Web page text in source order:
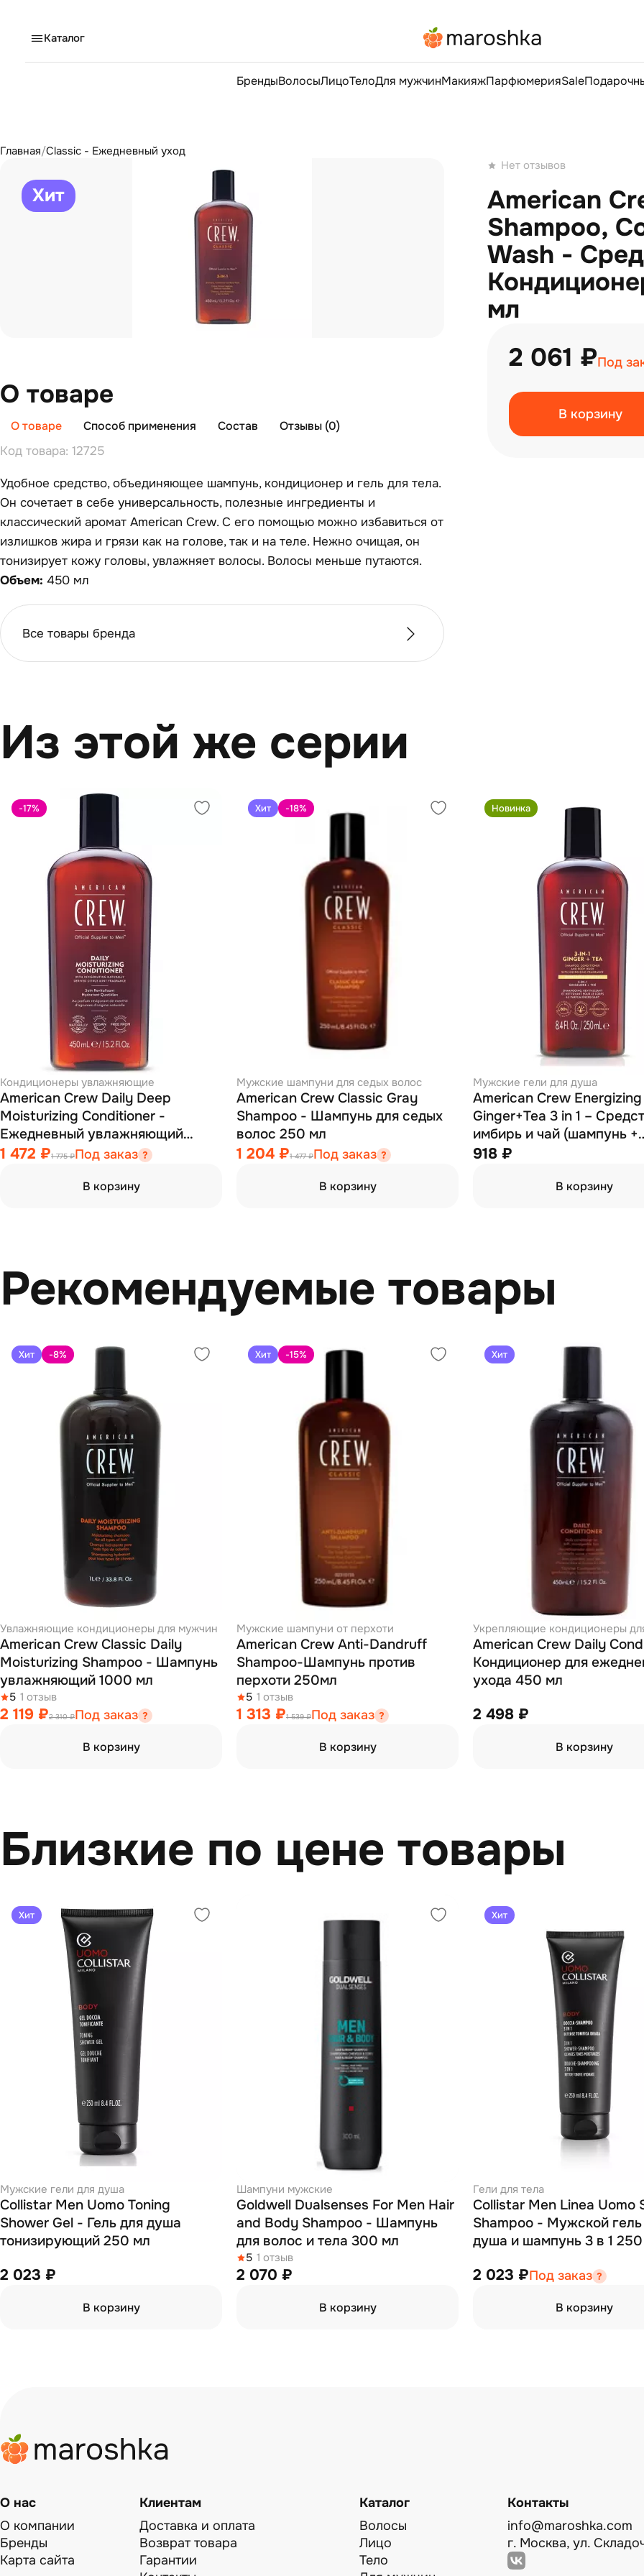
Каталог
БрендыВолосыЛицоТелоДля мужчинМакияжПарфюмерияSale
Главная/Classic - Ежедневный уход
Хит
Нет отзывов
American
Shampoo,
Wash -
мл
2 061 ₽Под
В корзину
О товаре
О товаре Способ применения Состав
Отзывы (0)
Код товара: 12725
Удобное средство, объединяющее шампунь, кондиционер и гель для тела.
Он сочетает в себе универсальность, полезные ингредиенты и
классический аромат American Crew. С его помощью можно избавиться от
излишков жира и грязи как на голове, так и на теле. Нежно очищая, он
тонизирует кожу головы, увлажняет волосы. Волосы меньше путаются.
Объем: 450 мл
Все товары бренда
Из этой же серии
-17%
Кондиционеры увлажняющие
American Crew Daily Deep
Moisturizing Conditioner -
Ежедневный увлажняющий
кондиционер 450 мл
1 472 ₽1 775 ₽Под заказ
В корзину
Хит -18%
Мужские шампуни для седых волос
American Crew Classic Gray
Shampoo - Шампунь для седых
волос 250 мл
1 204 ₽1 477 ₽Под заказ
В корзину
Новинка
Мужские гели для душа
American Crew Energizing
Ginger+Tea 3 in 1 –
имбирь и чай (шампунь +
кондиционер + гель для
918 ₽
В корзину
Рекомендуемые товары
Хит -8%
Увлажняющие кондиционеры для мужчин
American Crew Classic Daily
Moisturizing Shampoo - Шампунь
увлажняющий 1000 мл
5 1 отзыв
2 119 ₽2 310 ₽Под заказ
В корзину
Хит -15%
Мужские шампуни от перхоти
American Crew Anti-Dandruff
Shampoo-Шампунь против
перхоти 250мл
5 1 отзыв
1 313 ₽1 539 ₽Под заказ
В корзину
Хит
Укрепляющие кондиционеры
American Crew Daily
Кондиционер для
ухода 450 мл
2 498 ₽
В корзину
Близкие по цене товары
Хит
Мужские гели для душа
Collistar Men Uomo Toning
Shower Gel - Гель для душа
тонизирующий 250 мл
2 023 ₽
В корзину
Шампуни мужские
Goldwell Dualsenses For Men Hair
and Body Shampoo - Шампунь
для волос и тела 300 мл
5 1 отзыв
2 070 ₽
В корзину
Хит
Гели для тела
Collistar Men Linea Uomo
Shampoo - Мужской гель
душа и шампунь 3 в 1
2 023 ₽Под заказ
В корзину
О нас
О компании
Бренды
Карта сайта
Клиентам
Доставка и оплата
Возврат товара
Гарантии
Каталог
Волосы
Лицо
Тело
Контакты
info@maroshka.com
г. Москва, ул.